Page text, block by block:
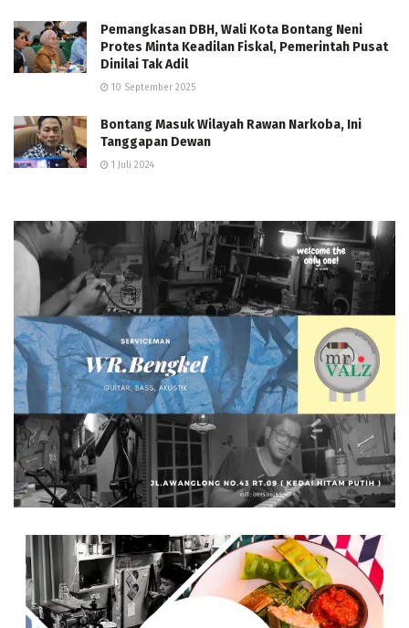
Pemangkasan DBH, Wali Kota Bontang Neni
Protes Minta Keadilan Fiskal, Pemerintah Pusat
Dinilai Tak Adil
10 September 2025
Bontang Masuk Wilayah Rawan Narkoba, Ini
Tanggapan Dewan
1 Juli 2024